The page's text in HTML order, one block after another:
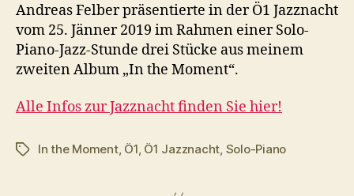
Andreas Felber präsentierte in der Ö1 Jazznacht
vom 25. Jänner 2019 im Rahmen einer Solo-
Piano-Jazz-Stunde drei Stücke aus meinem
zweiten Album „In the Moment“.
Alle Infos zur Jazznacht finden Sie hier!
Schlagwörter
In the Moment, Ö1, Ö1 Jazznacht, Solo-Piano